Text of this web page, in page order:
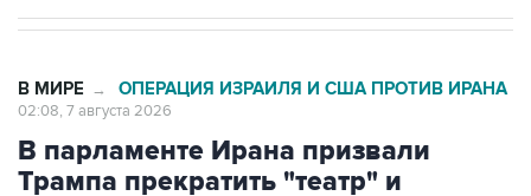
В МИРЕ → ОПЕРАЦИЯ ИЗРАИЛЯ И США ПРОТИВ ИРАНА
02:08, 7 августа 2026
В парламенте Ирана призвали
Трампа прекратить "театр" и